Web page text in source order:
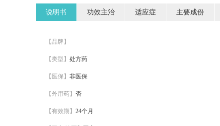
说明书 功效主治 适应症 主要成份
【品牌】
【类型】 处方药
【医保】 非医保
【外用药】 否
【有效期】 24个月